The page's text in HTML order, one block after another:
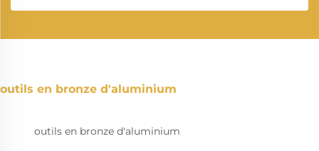
outils en bronze d'aluminium
outils en bronze d'aluminium